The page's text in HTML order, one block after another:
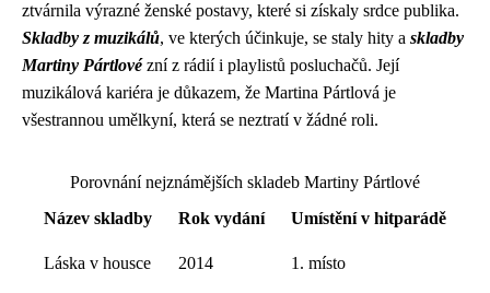
ztvárnila výrazné ženské postavy, které si získaly srdce publika.
Skladby z muzikálů, ve kterých účinkuje, se staly hity a skladby
Martiny Pártlovézní z rádií i playlistů posluchačů. Její
muzikálová kariéra je důkazem, že Martina Pártlová je
všestrannou umělkyní, která se neztratí v žádné roli.
Porovnání nejznámějších skladeb Martiny Pártlové
Název skladby
Rok vydání Umístění v hitparádě
Láska v housce 2014 1. místo